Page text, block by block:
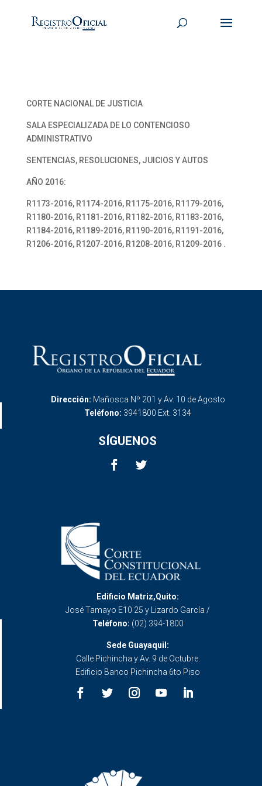
CORTE NACIONAL DE JUSTICIA
SALA ESPECIALIZADA DE LO CONTENCIOSO
ADMINISTRATIVO
SENTENCIAS, RESOLUCIONES, JUICIOS Y AUTOS
AÑO 2016:
R1173-2016, R1174-2016, R1175-2016, R1179-2016,
R1180-2016, R1181-2016, R1182-2016, R1183-2016,
R1184-2016, R1189-2016, R1190-2016, R1191-2016,
R1206-2016, R1207-2016, R1208-2016, R1209-2016 .
Dirección: Mañosca Nº 201 y Av. 10 de Agosto
Teléfono: 3941800 Ext. 3134
SÍGUENOS
Edificio Matriz,Quito:
José Tamayo E10 25 y Lizardo García /
Teléfono: (02) 394-1800
Sede Guayaquil:
Calle Pichincha y Av. 9 de Octubre.
Edificio Banco Pichincha 6to Piso